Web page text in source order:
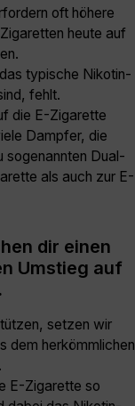
oft höhere
heute auf
typische Nikotin-
fehlt.
die E-Zigarette
Dampfer, die
sogenannten Dual-
als auch zur E-
dir einen
Umstieg auf
setzen wir
dem herkömmlichen
E-Zigarette so